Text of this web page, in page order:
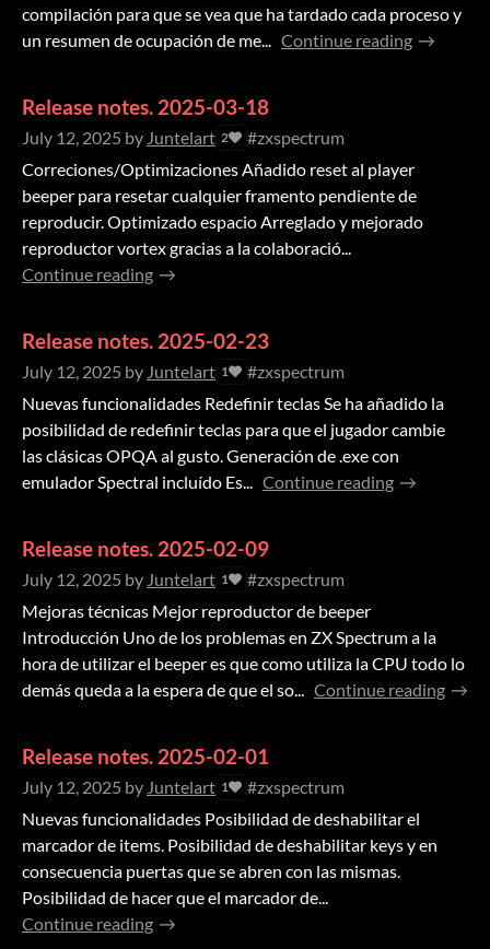
compilación para que se vea que ha tardado cada proceso y
un resumen de ocupación de me... Continue reading
Release notes. 2025-03-18
July 12, 2025 by Juntelart 2
#zxspectrum
Correciones/Optimizaciones Añadido reset al player
beeper para resetar cualquier framento pendiente de
reproducir. Optimizado espacio Arreglado y mejorado
reproductor vortex gracias a la colaboració...
Continue reading
Release notes. 2025-02-23
July 12, 2025 by Juntelart 1
#zxspectrum
Nuevas funcionalidades Redefinir teclas Se ha añadido la
posibilidad de redefinir teclas para que el jugador cambie
las clásicas OPQA al gusto. Generación de .exe con
emulador Spectral incluído Es... Continue reading
Release notes. 2025-02-09
July 12, 2025 by Juntelart 1
#zxspectrum
Mejoras técnicas Mejor reproductor de beeper
Introducción Uno de los problemas en ZX Spectrum a la
hora de utilizar el beeper es que como utiliza la CPU todo lo
demás queda a la espera de que el so... Continue reading
Release notes. 2025-02-01
July 12, 2025 by Juntelart 1
#zxspectrum
Nuevas funcionalidades Posibilidad de deshabilitar el
marcador de items. Posibilidad de deshabilitar keys y en
consecuencia puertas que se abren con las mismas.
Posibilidad de hacer que el marcador de...
Continue reading